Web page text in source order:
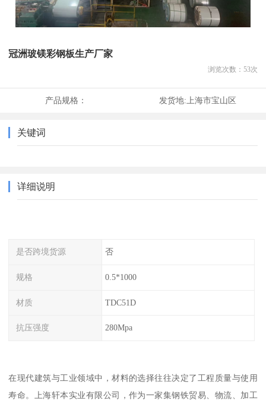
冠洲玻镁彩钢板生产厂家
浏览次数： 53次
产品规格： 发货地: 上海市宝山区
关键词
详细说明
是否跨境货源 否
规格 0.5*1000
材质 TDC51D
抗压强度 280Mpa
在现代建筑与工业领域中，材料的选择往往决定了工程质量与使用
寿命。上海轩本实业有限公司，作为一家集钢铁贸易、物流、加工